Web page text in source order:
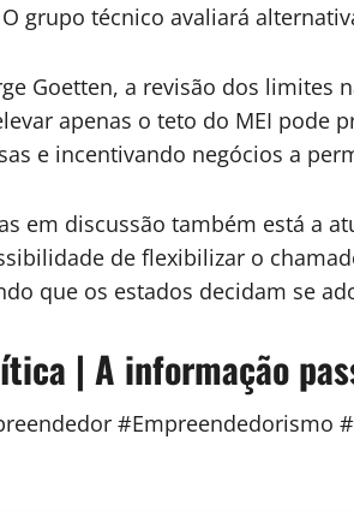
grupo técnico avaliará
Goetten, a revisão dos
apenas o teto do MEI pode
e incentivando negócios a
em discussão também está a
de flexibilizar o
que os estados decidam se
| A informação
#Empreendedorismo